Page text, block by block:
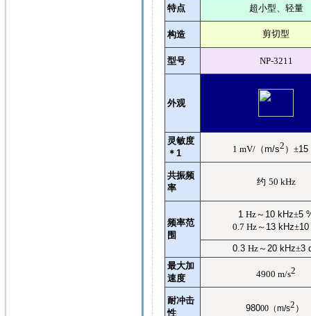
特点 超小型、轻量
构造 剪切型
型号 NP-3211
外观
灵敏度
＊1 1 mV/ （m/s2 ）±15
共振频
率
约 50 kHz
频率范
围
1 Hz～ 10 kHz±5
0.7 Hz～ 13 kHz±10
0.3Hz～20 kHz±3
最大加
速度
4900 m/s2
耐冲击
性
98000（m/s2 ）